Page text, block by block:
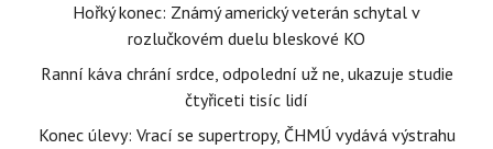
Hořký konec: Známý americký veterán schytal v
rozlučkovém duelu bleskové KO
Ranní káva chrání srdce, odpolední už ne, ukazuje studie
čtyřiceti tisíc lidí
Konec úlevy: Vrací se supertropy, ČHMÚ vydává výstrahu